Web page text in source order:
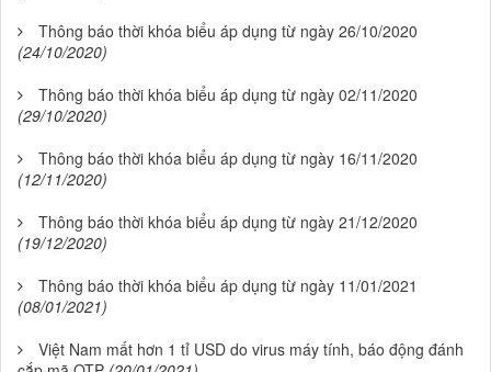
Thông báo thời khóa biểu áp dụng từ ngày 26/10/2020
(24/10/2020)
Thông báo thời khóa biểu áp dụng từ ngày 02/11/2020
(29/10/2020)
Thông báo thời khóa biểu áp dụng từ ngày 16/11/2020
(12/11/2020)
Thông báo thời khóa biểu áp dụng từ ngày 21/12/2020
(19/12/2020)
Thông báo thời khóa biểu áp dụng từ ngày 11/01/2021
(08/01/2021)
Việt Nam mất hơn 1 tỉ USD do virus máy tính, báo động đánh